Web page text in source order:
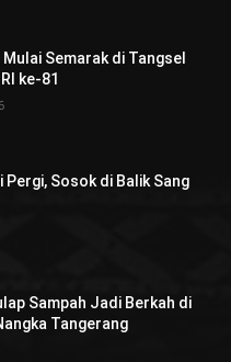
Semarak di Tangsel
ke-81
Sosok di Balik Sang
Sampah Jadi Berkah di
Tangerang